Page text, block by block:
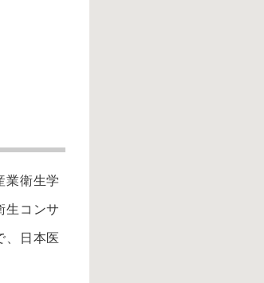
業衛生学
生コンサ
、日本医